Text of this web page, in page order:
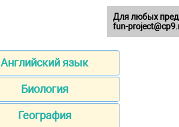
Английский язык
Биология
География
Для любых
fun-